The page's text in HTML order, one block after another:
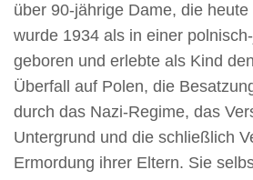
über 90-jährige Dame, die
wurde 1934 als in einer
geboren und erlebte als Kind
Überfall auf Polen, die
durch das Nazi-Regime, das
Untergrund und die schließlich
Ermordung ihrer Eltern. Sie